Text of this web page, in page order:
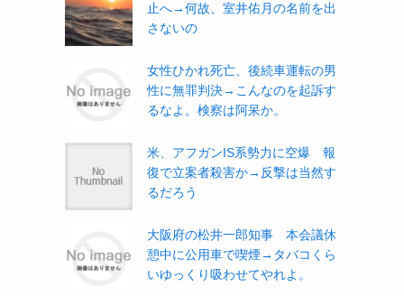
止へ→何故、室井佑月の名前を出
さないの
女性ひかれ死亡、後続車運転の男
性に無罪判決→こんなのを起訴す
るなよ。検察は阿呆か。
米、アフガンIS系勢力に空爆 報
復で立案者殺害か→反撃は当然す
るだろう
大阪府の松井一郎知事 本会議休
憩中に公用車で喫煙→タバコくら
いゆっくり吸わせてやれよ。